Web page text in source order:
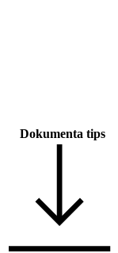
Dokumenta tips